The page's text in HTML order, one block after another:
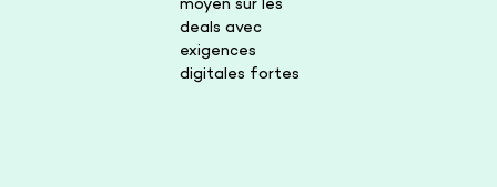
moyen sur les
deals avec
exigences
digitales fortes